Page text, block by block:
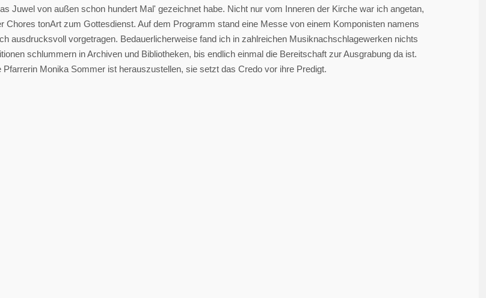
Juwel von außen schon hundert Mal' gezeichnet habe. Nicht nur vom Inneren der Kirche war ich angetan,
tonArt zum Gottesdienst. Auf dem Programm stand eine Messe von einem Komponisten namens
ausdrucksvoll vorgetragen. Bedauerlicherweise fand ich in zahlreichen Musiknachschlagewerken nichts
schlummern in Archiven und Bibliotheken, bis endlich einmal die Bereitschaft zur Ausgrabung da ist.
Monika Sommer ist herauszustellen, sie setzt das Credo vor ihre Predigt.